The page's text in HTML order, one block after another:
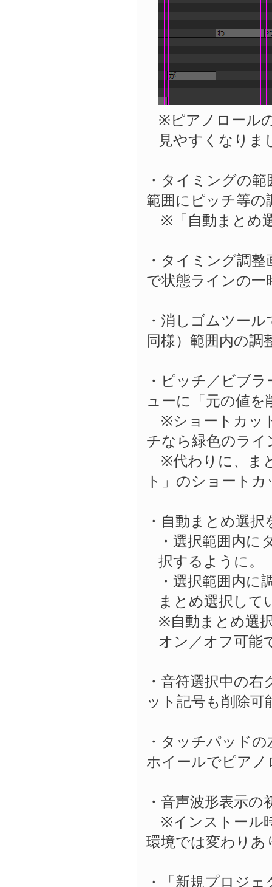
※ピアノロール
見やすくなりま
・タイミングの
範囲にピッチ等
※「自動まとめ
・タイミング調
で状態ラインの一
・消しゴムツー
同様）範囲内の
・ピッチ／ビブ
ューに「元の値を
※ショートカッ
チなら緑色のラ
※代わりに、ま
ト」のショート
・自動まとめ選択
・選択範囲内
択するように。
・選択範囲内
まとめ選択して
※自動まとめ選
オン／オフ可能
・音符選択中の
ット記号も削除可
・タッチパッド
ホイールでピア
・音声波形表示
※インストール
環境では変わりあ
・「新規プロジ